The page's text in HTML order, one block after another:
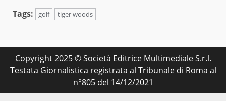
Tags: golf tiger woods
Copyright 2025 © Società Editrice Multimediale S.r.l.
Testata Giornalistica registrata al Tribunale di Roma al
n°805 del 14/12/2021